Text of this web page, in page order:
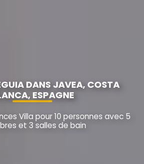
DANS JAVEA, COSTA
ESPAGNE
Villa pour 10 personnes avec 5
et 3 salles de bain